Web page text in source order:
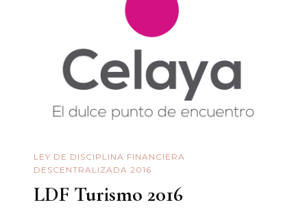
LEY DE DISCIPLINA FINANCIERA
DESCENTRALIZADA 2016
LDF Turismo 2016